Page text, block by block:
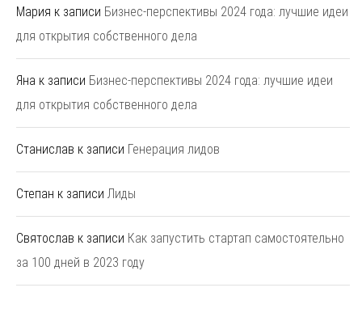
Мария к записи Бизнес-перспективы 2024 года: лучшие идеи
для открытия собственного дела
Яна к записи Бизнес-перспективы 2024 года: лучшие идеи
для открытия собственного дела
Станислав к записи Генерация лидов
Степан к записи Лиды
Святослав к записи Как запустить стартап самостоятельно
за 100 дней в 2023 году